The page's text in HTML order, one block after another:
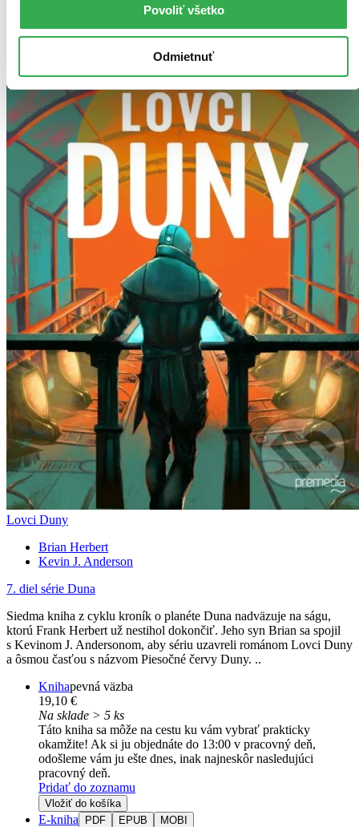
Povoliť všetko
Odmietnuť
Lovci Duny
Brian Herbert
Kevin J. Anderson
7. diel série Duna
Siedma kniha z cyklu kroník o planéte Duna nadväzuje na ságu,
ktorú Frank Herbert už nestihol dokončiť. Jeho syn Brian sa spojil
s Kevinom J. Andersonom, aby sériu uzavreli románom Lovci Duny
a ôsmou časťou s názvom Piesočné červy Duny. ..
Knihapevná väzba
19,10 €
Na sklade > 5 ks
Táto kniha sa môže na cestu ku vám vybrať prakticky
okamžite! Ak si ju objednáte do 13:00 v pracovný deň,
odošleme vám ju ešte dnes, inak najneskôr nasledujúci
pracovný deň.
Pridať do zoznamu
Vložiť do košíka
E-kniha PDF EPUB MOBI